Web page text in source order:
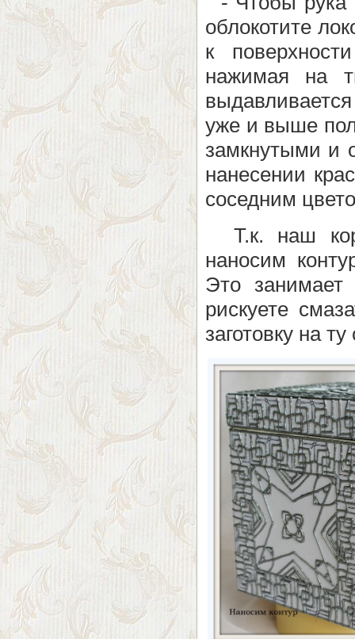
облокотите
к
нажимая на
уже и выше
замкнутыми и
нанесении
соседним
Т.к. наш
наносим
Это
рискуете
заготовку на